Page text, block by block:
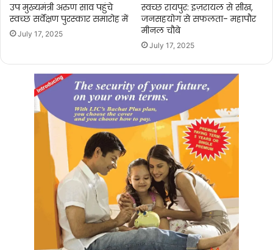
उप मुख्यमंत्री अरुण साव पहुंचे
स्वच्छ सर्वेक्षण पुरस्कार समारोह में
July 17, 2025
स्वच्छ रायपुर: इज़रायल से सीख,
जनसहयोग से सफलता- महापौर
मीनल चौबे
July 17, 2025